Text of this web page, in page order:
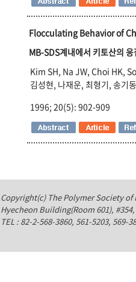
Flocculating Behavior of
MB-SDS계내에서 키토산의
Kim SH, Na JW, Choi HK,
김성현, 나재운, 최형기, 송기동
1996; 20(5): 902-909
Copyright(c) The Polymer Society of
Hyecheon Building(Room 601),
TEL : 82-2-568-3860, 561-5203,